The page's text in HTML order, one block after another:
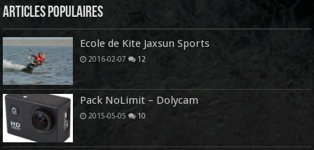
Articles Populaires
Ecole de Kite Jaxsun Sports
2016-02-07 12
Pack NoLimit – Dolycam
2015-05-05 10